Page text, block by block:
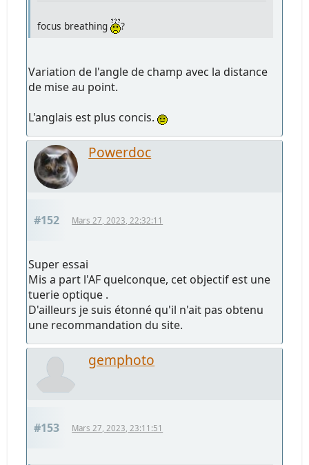
focus breathing ?
Variation de l'angle de champ avec la distance
de mise au point.
L'anglais est plus concis.
Powerdoc
#152 Mars 27, 2023, 22:32:11
Super essai
Mis a part l'AF quelconque, cet objectif est une
tuerie optique .
D'ailleurs je suis étonné qu'il n'ait pas obtenu
une recommandation du site.
gemphoto
#153 Mars 27, 2023, 23:11:51